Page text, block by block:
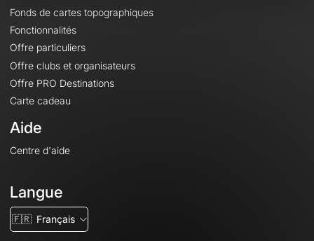
Fonds de cartes topographiques
Fonctionnalités
Offre particuliers
Offre clubs et organisateurs
Offre PRO Destinations
Carte cadeau
Aide
Centre d'aide
Langue
🇫🇷 Français